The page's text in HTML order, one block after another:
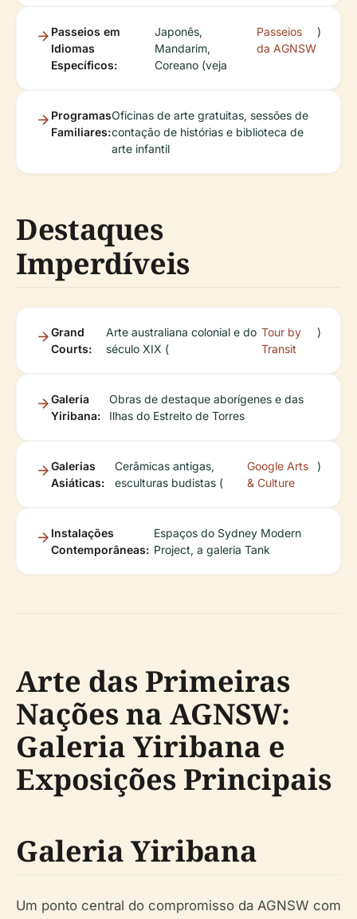
Passeios em
Idiomas
Específicos:
Japonês,
Mandarim,
Coreano (veja
Passeios
da AGNSW
)
Programas
Familiares:
Oficinas de arte gratuitas, sessões de
contação de histórias e biblioteca de
arte infantil
Destaques
Imperdíveis
Grand
Courts:
Arte australiana colonial e do
século XIX (
Tour by
Transit
)
Galeria
Yiribana:
Obras de destaque aborígenes e das
Ilhas do Estreito de Torres
Galerias
Asiáticas:
Cerâmicas antigas,
esculturas budistas (
Google Arts
& Culture
)
Instalações
Contemporâneas:
Espaços do Sydney Modern
Project, a galeria Tank
Arte das Primeiras
Nações na AGNSW:
Galeria Yiribana e
Exposições Principais
Galeria Yiribana
Um ponto central do compromisso da AGNSW com